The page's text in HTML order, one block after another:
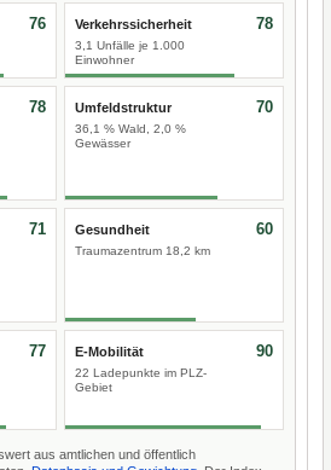
76 Verkehrssicherheit
3,1 Unfälle je 1.000
Einwohner
78
78 Umfeldstruktur
36,1 % Wald, 2,0 %
Gewässer
70
71 Gesundheit
Traumazentrum 18,2 km
60
77 E-Mobilität
22 Ladepunkte im PLZ-
Gebiet
90
aus amtlichen und öffentlich